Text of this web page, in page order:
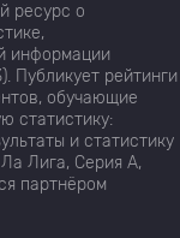
ресурс о
информации
рейтинги
обучающие
статистику:
и статистику
Лига, Серия А,
партнёром